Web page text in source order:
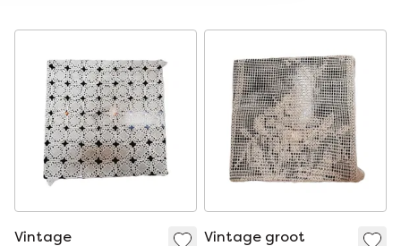
Vintage
Vintage groot